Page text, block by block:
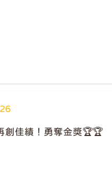
創佳績！勇奪金獎🏆🏆